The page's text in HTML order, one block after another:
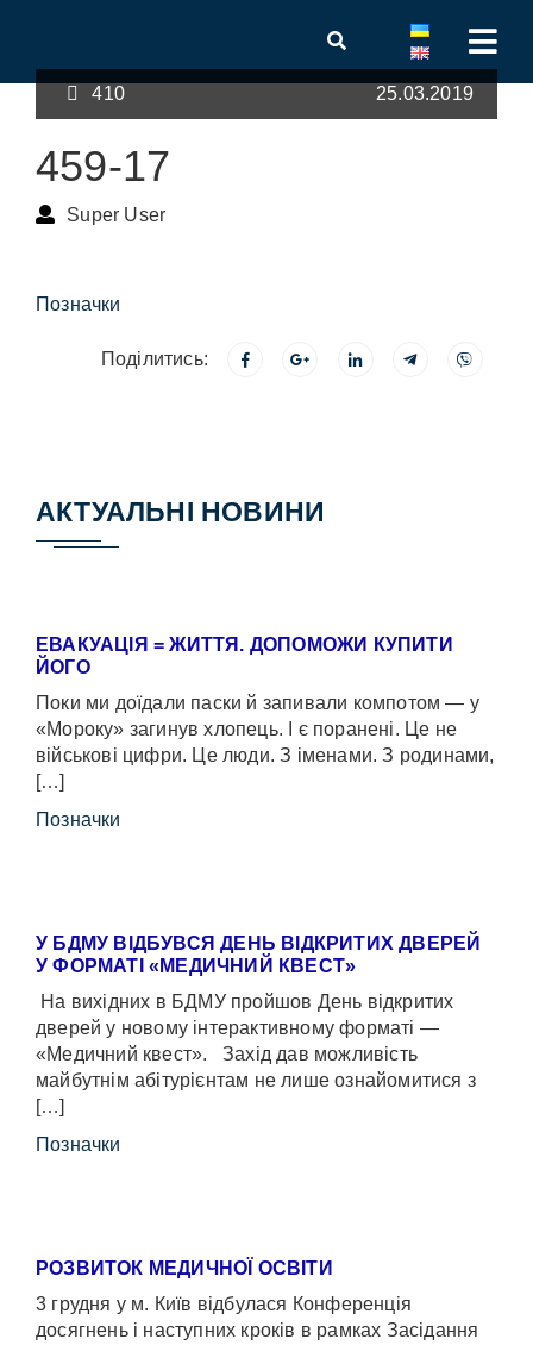
410 25.03.2019
459-17
Super User
Позначки
Поділитись:
АКТУАЛЬНІ НОВИНИ
ЕВАКУАЦІЯ = ЖИТТЯ. ДОПОМОЖИ КУПИТИ
ЙОГО
Поки ми доїдали паски й запивали компотом — у
«Мороку» загинув хлопець. І є поранені. Це не
військові цифри. Це люди. З іменами. З родинами,
[…]
Позначки
У БДМУ ВІДБУВСЯ ДЕНЬ ВІДКРИТИХ ДВЕРЕЙ
У ФОРМАТІ «МЕДИЧНИЙ КВЕСТ»
На вихідних в БДМУ пройшов День відкритих
дверей у новому інтерактивному форматі —
«Медичний квест». Захід дав можливість
майбутнім абітурієнтам не лише ознайомитися з
[…]
Позначки
РОЗВИТОК МЕДИЧНОЇ ОСВІТИ
3 грудня у м. Київ відбулася Конференція
досягнень і наступних кроків в рамках Засідання